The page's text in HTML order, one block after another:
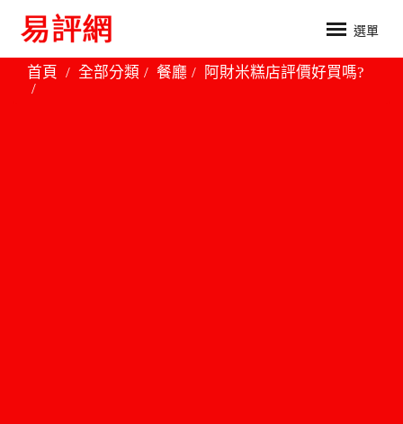
選單
首頁 全部分類 餐廳 阿財米糕店評價好買嗎?